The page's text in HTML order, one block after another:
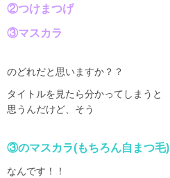
②つけまつげ
③マスカラ
のどれだと思いますか？？
タイトルを見たら分かってしまうと
思うんだけど、そう
③のマスカラ(もちろん自まつ毛)
なんです！！